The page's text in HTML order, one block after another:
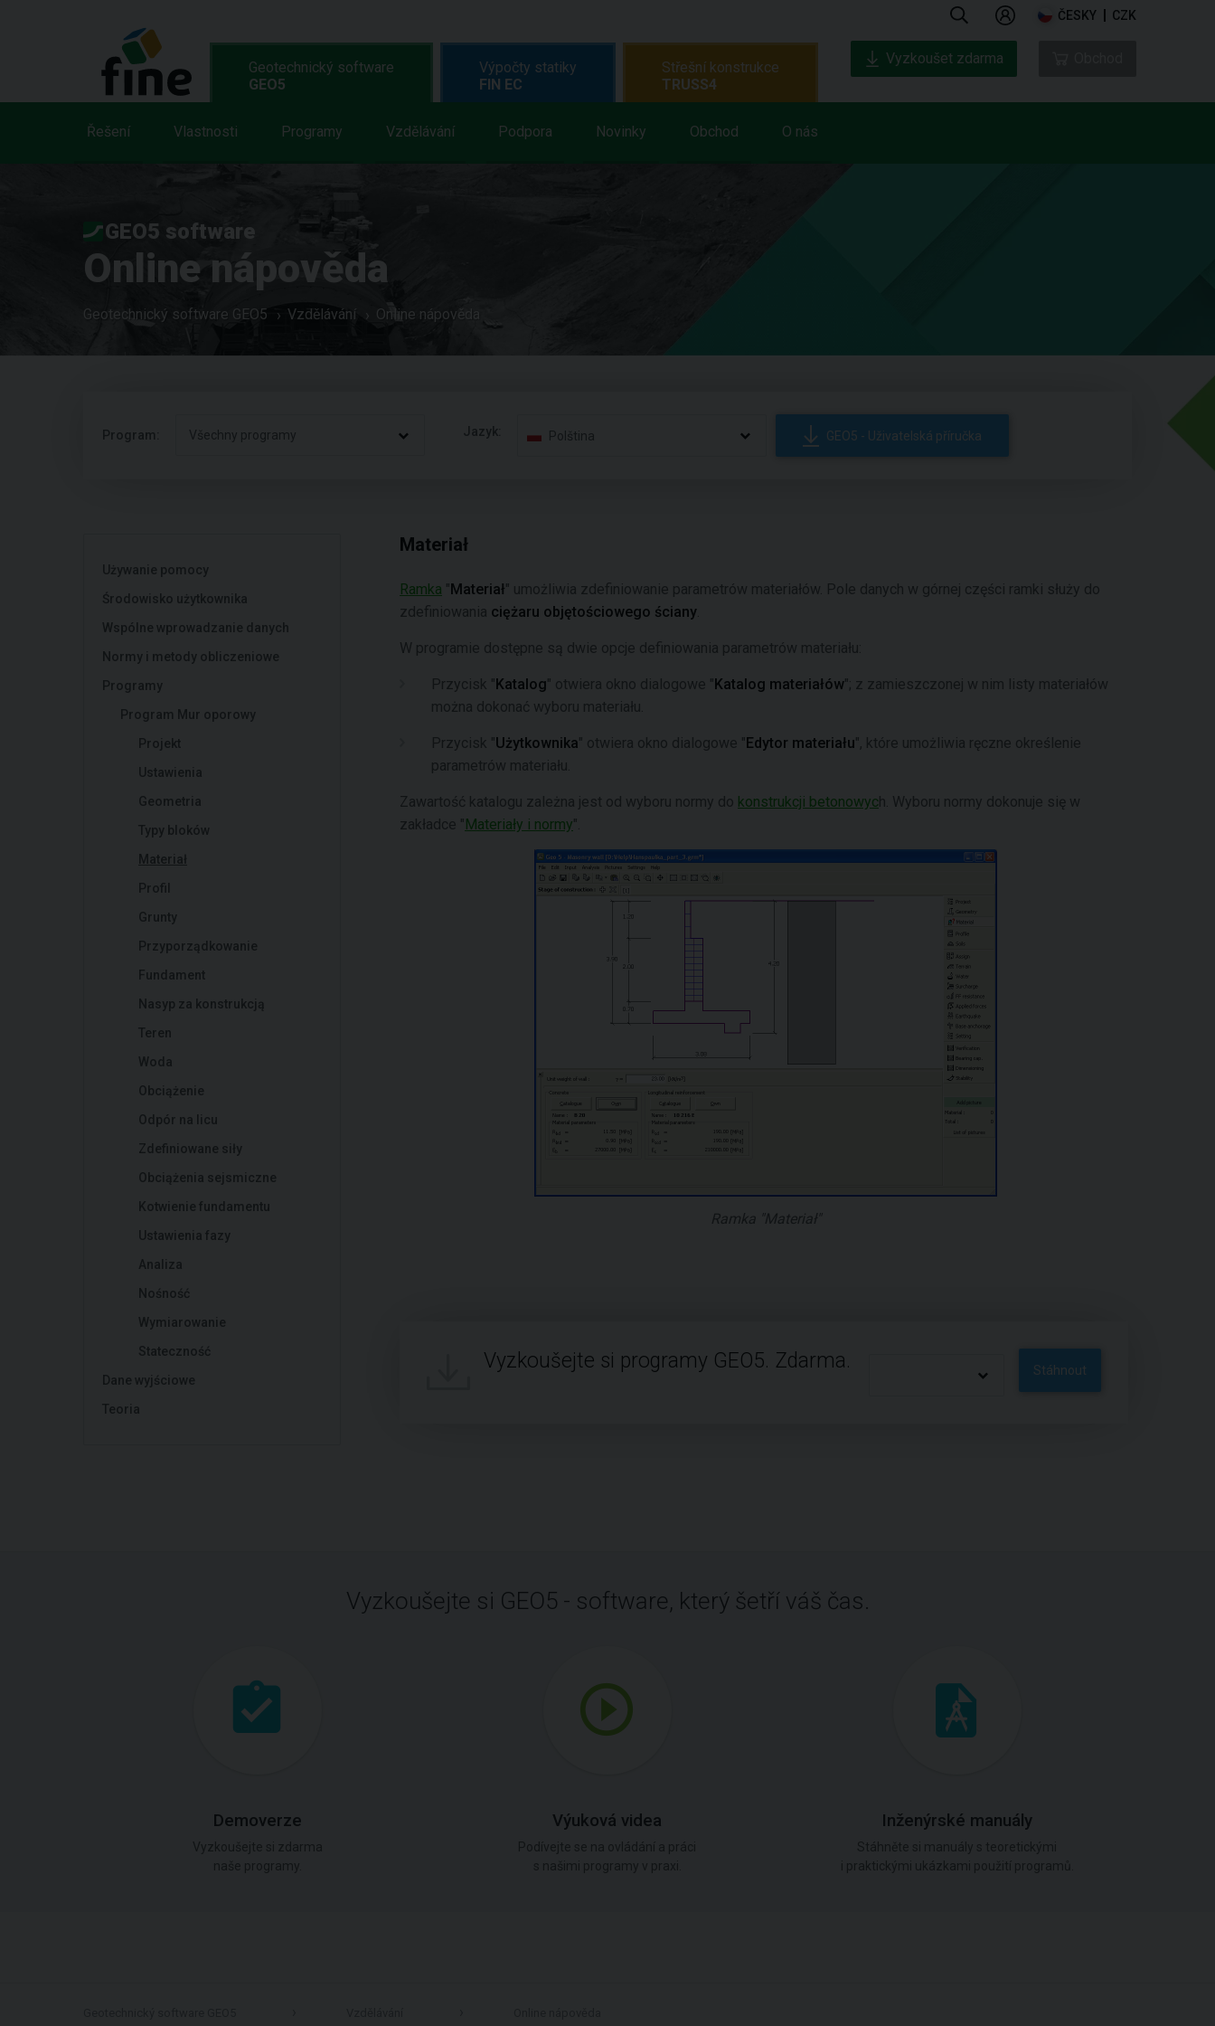
ČESKY CZK
Geotechnický software
GEO5
Řešení Vlastnosti Programy Vzdělávání Podpora Novinky Obchod O nás
Výpočty statiky
FIN EC
Střešní konstrukce
TRUSS4
Vyzkoušet zdarma
GEO5 software
Online nápověda
Geotechnický software GEO5 Vzdělávání Online nápověda
Program: Všechny programy Jazyk: Polština GEO5 - Uživatelská příručka
Używanie pomocy
Środowisko użytkownika
Wspólne wprowadzanie danych
Normy i metody obliczeniowe
Programy
Program Mur oporowy
Projekt
Ustawienia
Geometria
Typy bloków
Materiał
Profil
Grunty
Przyporządkowanie
Fundament
Nasyp za konstrukcją
Teren
Woda
Obciążenie
Odpór na licu
Zdefiniowane siły
Obciążenia sejsmiczne
Kotwienie fundamentu
Ustawienia fazy
Analiza
Nośność
Wymiarowanie
Stateczność
Dane wyjściowe
Teoria
Materiał
Ramka "Materiał" umożliwia zdefiniowanie parametrów materiałów. Pole danych w górnej części ramki służy do
zdefiniowania ciężaru objętościowego ściany
W programie dostępne są dwie opcje definiowania parametrów materiału:
Przycisk "Katalog" otwiera okno dialogowe "Katalog materiałów"; z zamieszczonej w nim listy materiałów
można dokonać wyboru materiału.
Przycisk "Użytkownika" otwiera okno dialogowe "Edytor materiału", które umożliwia ręczne określenie
parametrów materiału.
Zawartość katalogu zależna jest od wyboru normy do konstrukcji betonowych. Wyboru normy dokonuje się w
zakładce "Materiały i normy".
Ramka "Materiał"
Vyzkoušejte si programy GEO5. Zdarma. Stáhnout
Vyzkoušejte si GEO5 - software, který šetří váš čas.
Demoverze Výuková videa Inženýrské manuály